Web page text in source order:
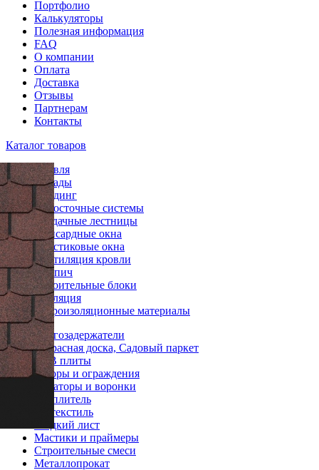
Портфолио
Калькуляторы
Полезная информация
FAQ
О компании
Оплата
Доставка
Отзывы
Партнерам
Контакты
Каталог товаров
Кровля
Фасады
Сайдинг
Водосточные системы
Чердачные лестницы
Мансардные окна
Пластиковые окна
Вентиляция кровли
Кирпич
Строительные блоки
Изоляция
Гидроизоляционные материалы
Снегозадержатели
Террасная доска, Садовый паркет
OSB плиты
Заборы и ограждения
Аэраторы и воронки
Утеплитель
Геотекстиль
Гладкий лист
Мастики и праймеры
Строительные смеси
Металлопрокат